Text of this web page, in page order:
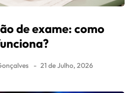
de exame: como
21 de Julho, 2026